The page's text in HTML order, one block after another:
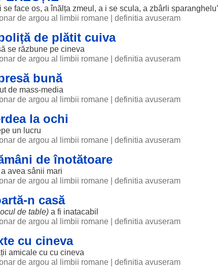
se face os, aînălța zmeul , a i se scula, a zbârli
de argou al limbii romane
definitia avuseram
de plătit cuiva
se răzbune pe cineva
de argou al limbii romane
definitia avuseram
bună
de mass-media
de argou al limbii romane
definitia avuseram
la ochi
un lucru
de argou al limbii romane
definitia avuseram
de înotătoare
a avea sânii mari
de argou al limbii romane
definitia avuseram
n casă
de table) a fi inatacabil
de argou al limbii romane
definitia avuseram
cu cineva
amicale cu cu cineva
de argou al limbii romane
definitia avuseram